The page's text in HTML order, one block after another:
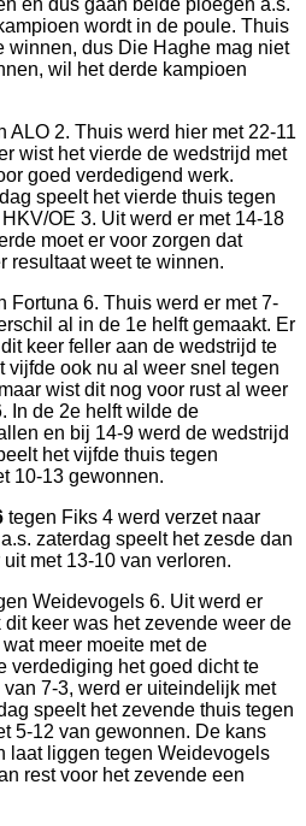
en dus gaan beide ploegen a.s.
wordt in de poule. Thuis
winnen, dus Die Haghe mag niet
wil het derde kampioen
ALO 2. Thuis werd hier met 22-11
wist het vierde de wedstrijd met
goed verdedigend werk.
speelt het vierde thuis tegen
OE 3. Uit werd er met 14-18
moet er voor zorgen dat
resultaat weet te winnen.
Fortuna 6. Thuis werd er met 7-
al in de 1e helft gemaakt. Er
keer feller aan de wedstrijd te
vijfde ook nu al weer snel tegen
wist dit nog voor rust al weer
In de 2e helft wilde de
en bij 14-9 werd de wedstrijd
het vijfde thuis tegen
10-13 gewonnen.
tegen Fiks 4 werd verzet naar
zaterdag speelt het zesde dan
met 13-10 van verloren.
Weidevogels 6. Uit werd er
keer was het zevende weer de
meer moeite met de
verdediging het goed dicht te
7-3, werd er uiteindelijk met
speelt het zevende thuis tegen
5-12 van gewonnen. De kans
laat liggen tegen Weidevogels
rest voor het zevende een